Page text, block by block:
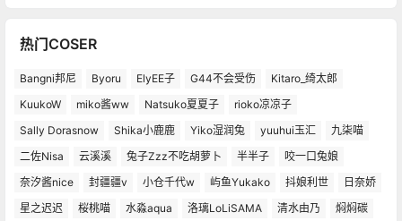
热门COSER
Bangni邦尼 Byoru ElyEE子 G44不会受伤
Kitaro_绮太郎
KuukoW
miko酱ww Natsuko夏夏子
rioko凉凉子
Sally Dorasnow
Shika小鹿鹿 Yiko湿润兔 yuuhui玉汇
九柒喵
二佐Nisa
云溪溪 兔子Zzz不吃胡萝卜 半半子
咬一口兔娘
奈汐酱nice
封疆疆v 小仓千代w 屿鱼Yukako 抖娘利世
日奈娇
星之迟迟
桜桃喵 水淼aqua 洛璃LoLiSAMA 清水由乃
焖焖碳